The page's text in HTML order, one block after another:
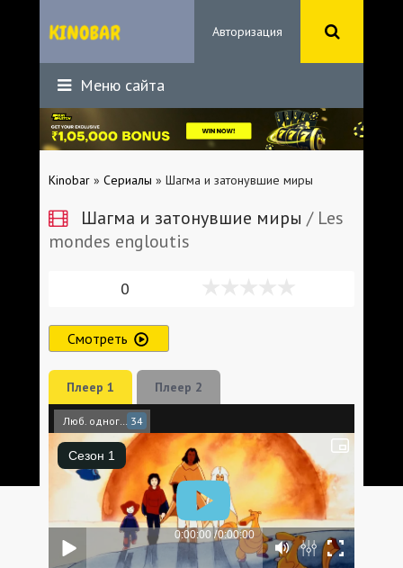
Авторизация
Меню сайта
Kinobar » Сериалы » Шагма и затонувшие миры
Шагма и затонувшие миры / Les
mondes engloutis
0
Смотреть
Плеер 1 Плеер 2
34